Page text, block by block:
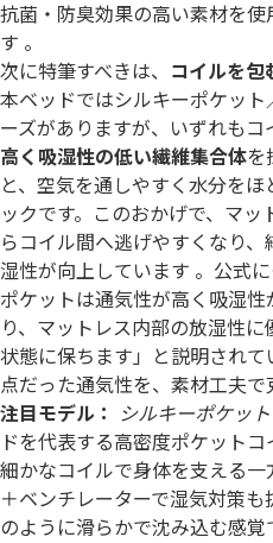
抗菌・防臭効果の高い素材を
す 。
次に特筆すべきは、 コイルを
本ベッドではシルキーポケッ
ーズがありますが、いずれも
高く吸湿性の低い繊維集合体を
と、空気を通しやすく水分を
ックです。このおかげで、マ
らコイル間へ逃げやすくなり
湿性が向上しています 。公式
ポケットは通気性が高く吸湿
り、マットレス内部の放湿性
状態に保ちます」と説明され
点だった通気性を、素材工夫で
注目モデル： シルキーポケッ
ドを代表する高密度ポケット
細かなコイルで身体を支える
＋ベンチレーターで湿気対策
のように滑らかで沈み込む感